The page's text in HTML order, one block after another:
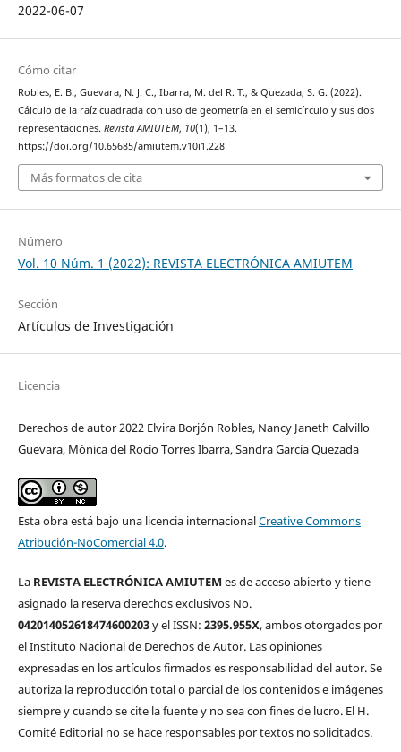
2022-06-07
Cómo citar
Robles, E. B., Guevara, N. J. C., Ibarra, M. del R. T., & Quezada, S. G. (2022).
Cálculo de la raíz cuadrada con uso de geometría en el semicírculo y sus dos
representaciones. Revista AMIUTEM, 10(1), 1–13.
https://doi.org/10.65685/amiutem.v10i1.228
Más formatos de cita
Número
Vol. 10 Núm. 1 (2022): REVISTA ELECTRÓNICA AMIUTEM
Sección
Artículos de Investigación
Licencia
Derechos de autor 2022 Elvira Borjón Robles, Nancy Janeth Calvillo
Guevara, Mónica del Rocío Torres Ibarra, Sandra García Quezada
Esta obra está bajo una licencia internacionalCreative Commons
Atribución-NoComercial 4.0.
La REVISTA ELECTRÓNICA AMIUTEM es de acceso abierto y tiene
asignado la reserva derechos exclusivos No.
042014052618474600203y el ISSN: 2395.955X, ambos otorgados por
el Instituto Nacional de Derechos de Autor. Las opiniones
expresadas en los artículos firmados es responsabilidad del autor. Se
autoriza la reproducción total o parcial de los contenidos e imágenes
siempre y cuando se cite la fuente y no sea con fines de lucro. El H.
Comité Editorial no se hace responsables por textos no solicitados.